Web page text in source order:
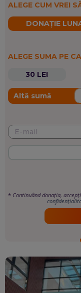
ALEGE CUM VREI
DONAȚIE
ALEGE SUMA PE
30 LEI
Altă sumă
* Continuând donația, accepți